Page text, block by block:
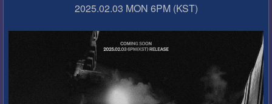
2025.02.03 MON 6PM (KST)